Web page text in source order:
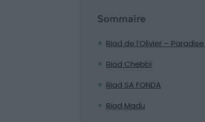
Sommaire
Riad de l’Olivier –
Riad Chebbi
Riad SA FONDA
Riad Madu